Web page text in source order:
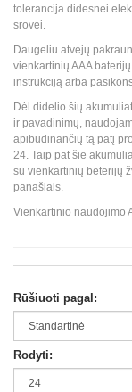
tolerancija didesnei
srovei.
Daugeliu atvejų
vienkartinių AAA
instrukciją arba
Dėl didelio šių
ir pavadinimų,
apibūdinančių tą patį
24. Taip pat šie
su vienkartinių beterijų
panašiais.
Vienkartinio naudojimo
Rūšiuoti pagal:
Rodyti: